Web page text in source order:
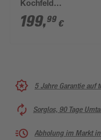
Kochfeld
'OPTIkomfort
Ingvar420' anthrazit
199,99 €
5 Jahre Garantie auf
Sorglos, 90 Tage
Abholung im Markt